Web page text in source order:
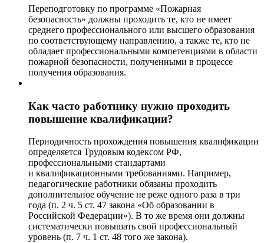
Переподготовку по программе «Пожарная
безопасность» должны проходить те, кто не имеет
среднего профессионального или высшего образования
по соответствующему направлению, а также те, кто не
обладает профессиональными компетенциями в области
пожарной безопасности, полученными в процессе
получения образования.
Как часто работнику нужно проходить
повышение квалификации?
Периодичность прохождения повышения квалификации
определяется Трудовым кодексом РФ,
профессиональными стандартами
и квалификационными требованиями. Например,
педагогические работники обязаны проходить
дополнительное обучение не реже одного раза в три
года (п. 2 ч. 5 ст. 47 закона «Об образовании в
Российской Федерации»). В то же время они должны
систематически повышать свой профессиональный
уровень (п. 7 ч. 1 ст. 48 того же закона).